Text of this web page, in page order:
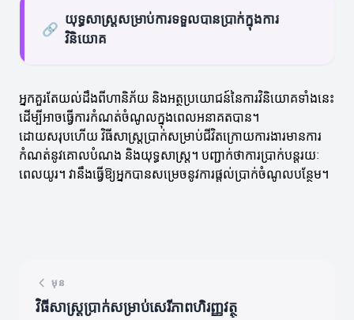
🔗
យុទ្ធសាស្ត្រសម្រាប់ការទទួលបានប្រាក់ក្នុងការ
វិនិយោគ
អ្នកគួរតែយល់ដឹងពីហានិភ័យ និងអត្ថប្រយោជន៍នៃការវិនិយោគទាំងនេះ
ដើម្បីអាចធ្វើការកំណត់ចំណូលក្នុងពេលអនាគតបាន។
ដោយសរុបហើយ វិធីសាស្ត្រប្រាក់សម្រាប់ជីវិតក្រោយការងារមានការ
កំណត់នូវគោលបំណង និងយុទ្ធសាស្ត្រ។ បញ្ជាក់ថាការប្រាក់បន្តរយៈ
ពេលយូរ។ វានឹងធ្វើឱ្យអ្នកបានសម្រេចនូវការផ្តល់ប្រាក់ចំណូលបន្ថែម។
មុន
វិធីសាស្ត្រប្រាក់សម្រាប់សេរីភាពហិរញ្ញវត្ថុ